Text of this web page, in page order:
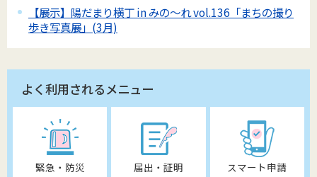
【展示】陽だまり横丁 in みの～れ vol.136「まちの撮り
歩き写真展」(3月)
よく利用されるメニュー
緊急・防災 届出・証明 スマート申請